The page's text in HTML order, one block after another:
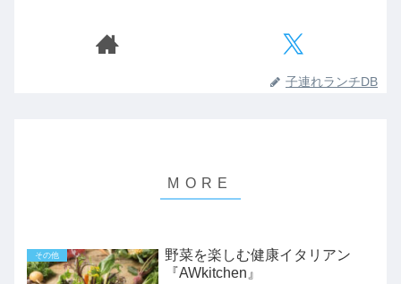
子連れランチDB
その他
野菜を楽しむ健康イタリアン
『AWkitchen』